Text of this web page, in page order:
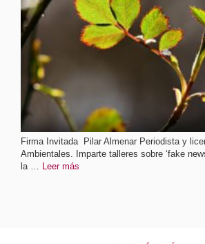
Firma Invitada Pilar Almenar Periodista y
Ambientales. Imparte talleres sobre ‘fake
la … Leer más